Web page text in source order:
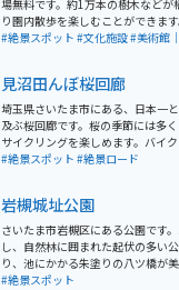
場無料です。約1万本の樹木などが
り園内散歩を楽しむことができま
観察できる温室は、残念ながら
#絶景スポット #文化施設#美術館
見沼田んぼ桜回廊
埼玉県さいたま市にある、日本一
及ぶ桜回廊です。桜の季節には多
サイクリングを楽しめます。バイ
や農道を通りながら、桜や菜の花を
っている眺望は、ちょっとシュール
#絶景スポット #絶景ロード
岩槻城址公園
さいたま市岩槻区にある公園です
し、自然林に囲まれた起伏の多い
り、池にかかる朱塗りの八ツ橋が
春は約600本の桜が咲く桜の名所です。 人形の街
#絶景スポット